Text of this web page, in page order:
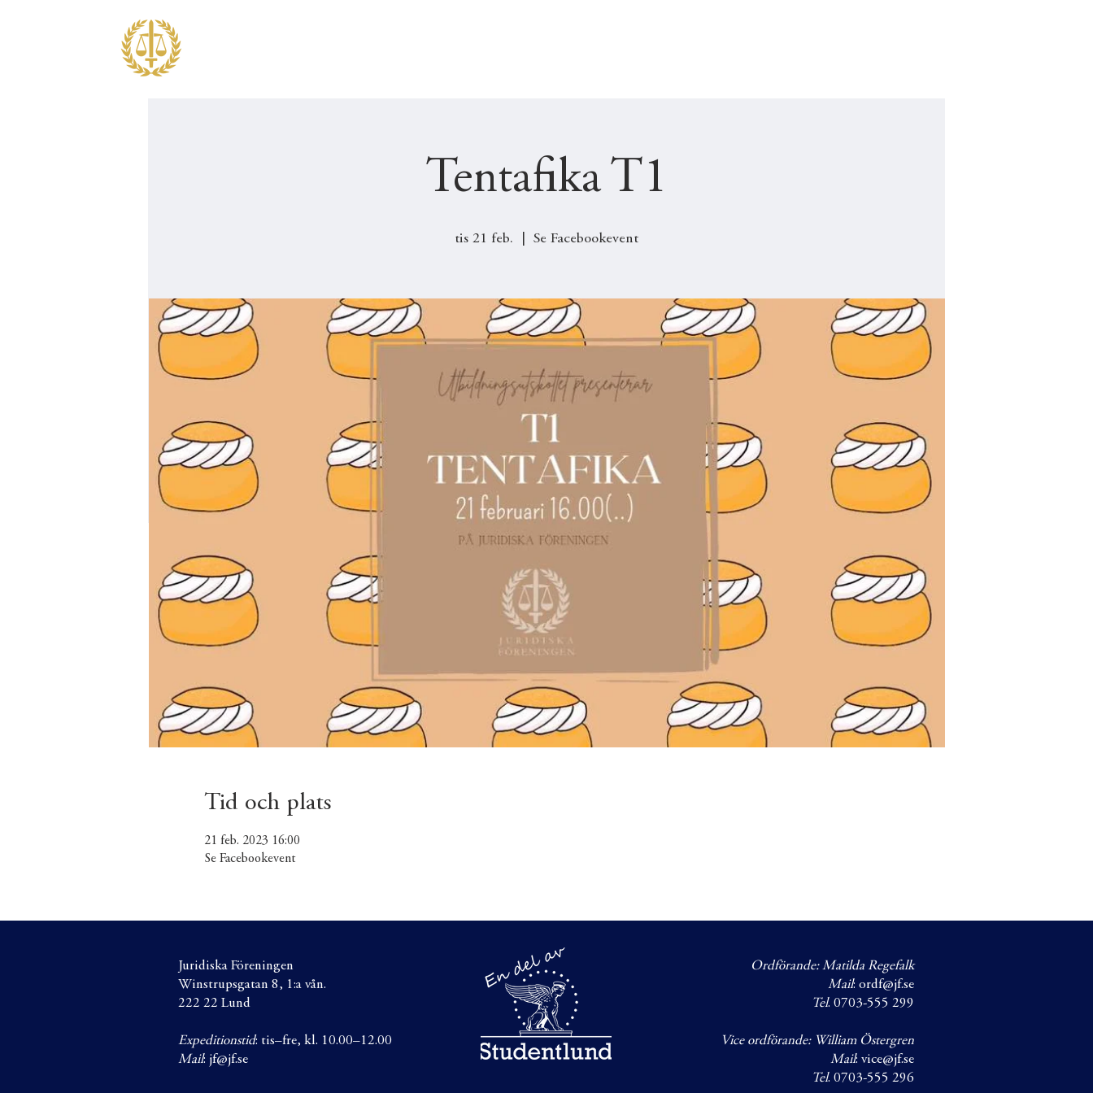
Tentafika T1
tis 21 feb. Se Facebookevent
Tid och plats
21 feb. 2023 16:00
Se Facebookevent
Juridiska Föreningen
Winstrupsgatan 8, 1:a vån.
222 22 Lund
Expeditionstid: tis–fre, kl. 10.00–12.00
Mail: jf@jf.se
Ordförande: Matilda Regefalk
Mail: ordf@jf.se
Tel. 0703-555 299
Vice ordförande: William Östergren
Mail: vice@jf.se
Tel. 0703-555 296